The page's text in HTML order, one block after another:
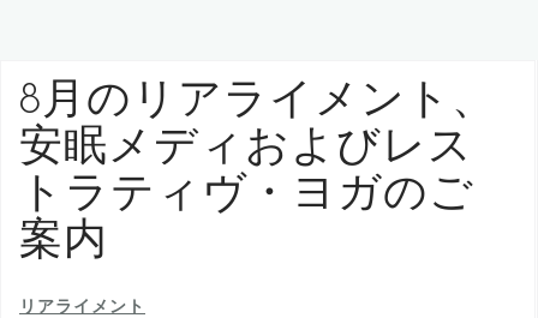
8月のリアライメント、
安眠メディおよびレス
トラティヴ・ヨガのご
案内
リアライメント